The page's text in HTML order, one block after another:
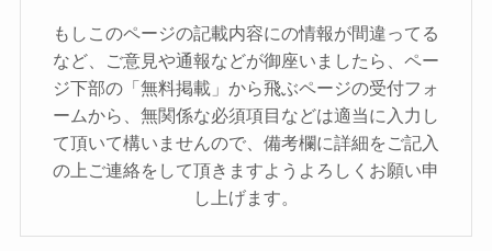
もしこのページの記載内容にの情報が間違ってる
など、ご意見や通報などが御座いましたら、ペー
ジ下部の「無料掲載」から飛ぶページの受付フォ
ームから、無関係な必須項目などは適当に入力し
て頂いて構いませんので、備考欄に詳細をご記入
の上ご連絡をして頂きますようよろしくお願い申
し上げます。